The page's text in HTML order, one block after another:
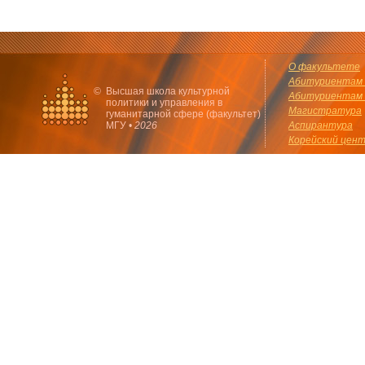
© Высшая школа культурной
политики и управления в
гуманитарной сфере (факультет)
МГУ • 2026
О факультете
Абитуриентам
Абитуриентам
Магистратура
Аспирантура
Корейский